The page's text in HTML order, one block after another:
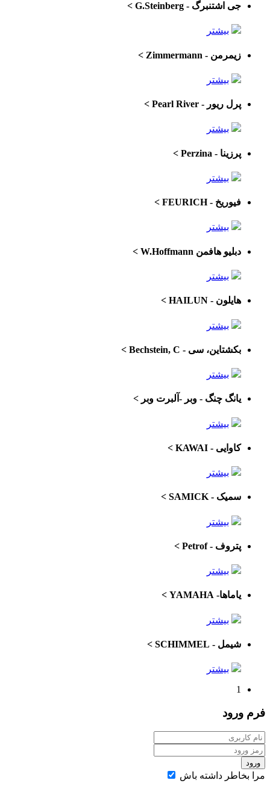
جی اشتنبرگ - G.Steinberg >
بیشتر
زیمرمن - Zimmermann >
بیشتر
پرل ریور - Pearl River >
بیشتر
پرزینا - Perzina >
بیشتر
فیوریخ - FEURICH >
بیشتر
دبلیو هافمن W.Hoffmann >
بیشتر
هایلون - HAILUN >
بیشتر
بکشتاین، سی - Bechstein, C >
بیشتر
یانگ چنگ - وبر -آلبرت وبر >
بیشتر
کاوایی - KAWAI >
بیشتر
سمیک - SAMICK >
بیشتر
پتروف - Petrof >
بیشتر
یاماها- YAMAHA >
بیشتر
شیمل - SCHIMMEL >
بیشتر
1
فرم ورود
ورود
مرا بخاطر داشته باش